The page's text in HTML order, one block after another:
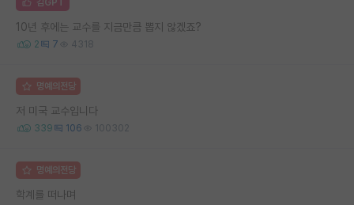
10년 후에는 교수를 지금만큼 뽑지 않겠죠?
2 7 4318
명예의전당
저 미국 교수입니다
339 106 100302
명예의전당
학계를 떠나며